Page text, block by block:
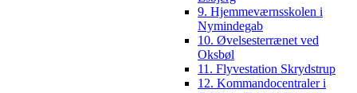
9. Hjemmeværnsskolen i
Nymindegab
10. Øvelsesterrænet ved
Oksbøl
11. Flyvestation Skrydstrup
12. Kommandocentraler i